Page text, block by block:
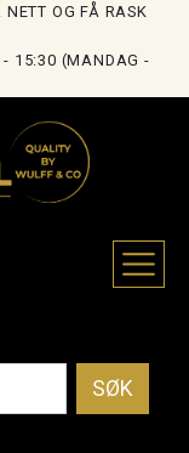
NETT OG FÅ RASK
- 15:30 (MANDAG -
SØK